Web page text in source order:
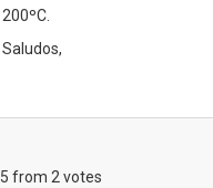
200ºC.
Saludos,
5 from 2 votes